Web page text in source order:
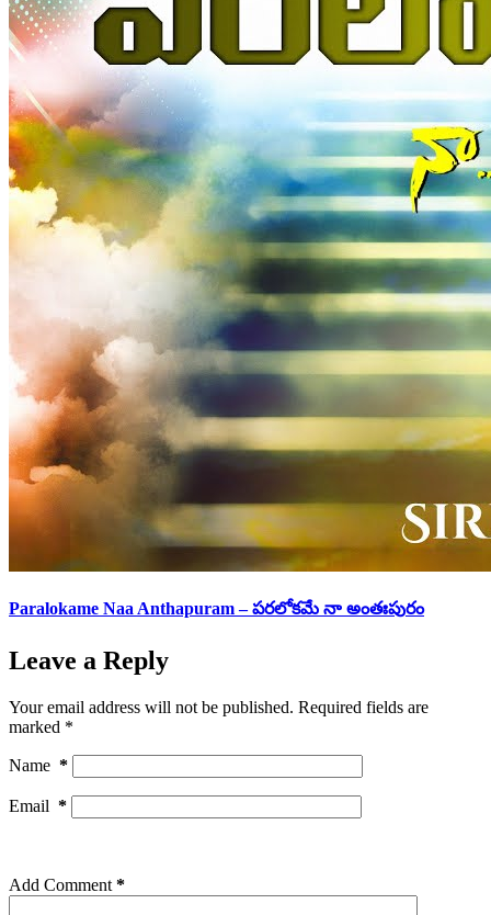
Paralokame Naa Anthapuram – పరలోకమే నా అంతఃపురం
Leave a Reply
Your email address will not be published. Required fields are
marked *
Name *
Email *
Add Comment *